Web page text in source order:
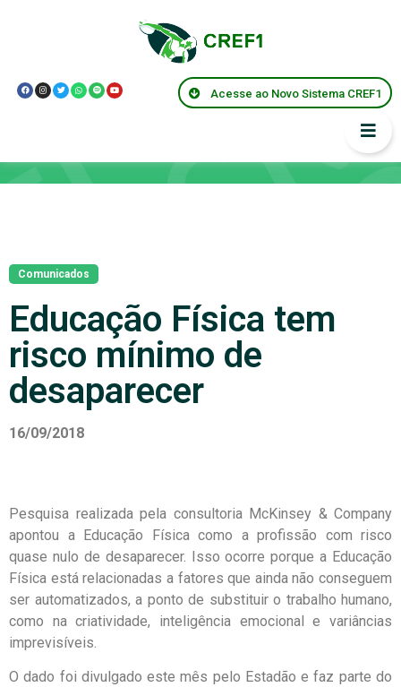
Acesse ao Novo Sistema CREF1
Comunicados
Educação Física tem
risco mínimo de
desaparecer
16/09/2018
Pesquisa realizada pela consultoria McKinsey & Company
apontou a Educação Física como a profissão com risco
quase nulo de desaparecer. Isso ocorre porque a Educação
Física está relacionadas a fatores que ainda não conseguem
ser automatizados, a ponto de substituir o trabalho humano,
como na criatividade, inteligência emocional e variâncias
imprevisíveis.
O dado foi divulgado este mês pelo Estadão e faz parte do